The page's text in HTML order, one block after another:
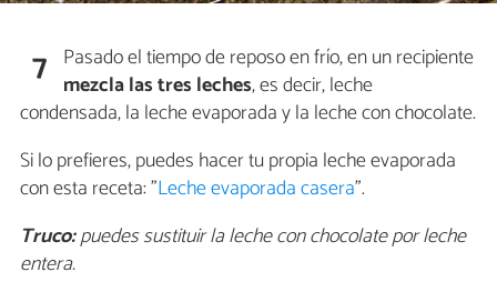
7 Pasado el tiempo de reposo en frío, en un recipiente
mezcla las tres leches, es decir, leche
condensada, la leche evaporada y la leche con chocolate.
Si lo prefieres, puedes hacer tu propia leche evaporada
con esta receta: "Leche evaporada casera".
Truco:puedes sustituir la leche con chocolate por leche
entera.